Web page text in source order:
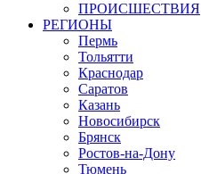
ПРОИСШЕСТВИЯ
РЕГИОНЫ
Пермь
Тольятти
Краснодар
Саратов
Казань
Новосибирск
Брянск
Ростов-на-Дону
Тюмень